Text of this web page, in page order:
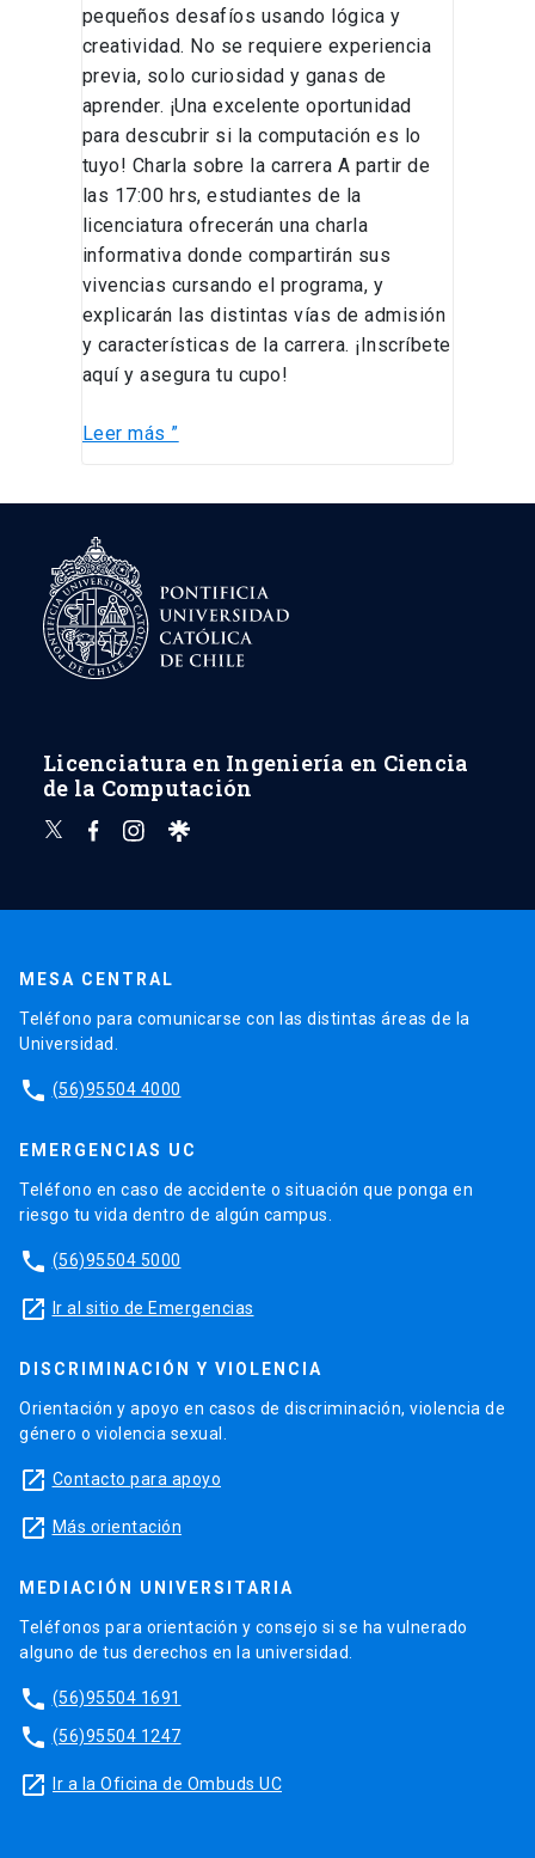
pequeños desafíos usando lógica y
creatividad. No se requiere experiencia
previa, solo curiosidad y ganas de
aprender. ¡Una excelente oportunidad
para descubrir si la computación es lo
tuyo! Charla sobre la carrera A partir de
las 17:00 hrs, estudiantes de la
licenciatura ofrecerán una charla
informativa donde compartirán sus
vivencias cursando el programa, y
explicarán las distintas vías de admisión
y características de la carrera. ¡Inscríbete
aquí y asegura tu cupo!
Leer más ”
Licenciatura en Ingeniería en Ciencia
de la Computación
MESA CENTRAL
Teléfono para comunicarse con las distintas áreas de la
Universidad.
phone (56)95504 4000
EMERGENCIAS UC
Teléfono en caso de accidente o situación que ponga en
riesgo tu vida dentro de algún campus.
phone (56)95504 5000
launch Ir al sitio de Emergencias
DISCRIMINACIÓN Y VIOLENCIA
Orientación y apoyo en casos de discriminación, violencia de
género o violencia sexual.
launch Contacto para apoyo
launch Más orientación
MEDIACIÓN UNIVERSITARIA
Teléfonos para orientación y consejo si se ha vulnerado
alguno de tus derechos en la universidad.
phone (56)95504 1691
phone (56)95504 1247
launch Ir a la Oficina de Ombuds UC